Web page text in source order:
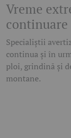
Vreme
continuare
Specialiștii
continua și în
ploi, grindină și
montane.